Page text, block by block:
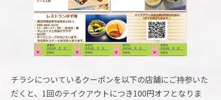
チラシについているクーポンを以下の店舗にご持参いた
だくと、1回のテイクアウトにつき100円オフとなりま